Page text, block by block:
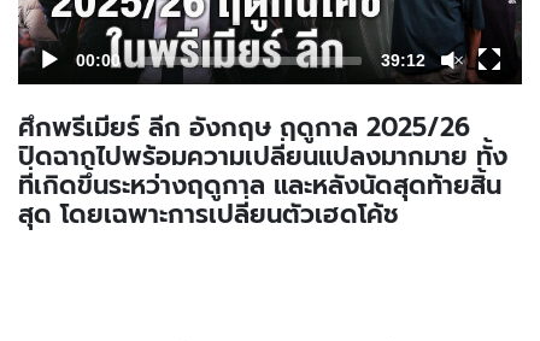
00:00 39:12
ศึกพรีเมียร์ ลีก อังกฤษ ฤดูกาล 2025/26
ปิดฉากไปพร้อมความเปลี่ยนแปลงมากมาย ทั้ง
ที่เกิดขึ้นระหว่างฤดูกาล และหลังนัดสุดท้ายสิ้น
สุด โดยเฉพาะการเปลี่ยนตัวเฮดโค้ช